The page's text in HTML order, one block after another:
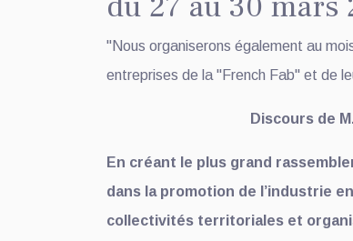
"Nous organiserons également au
entreprises de la "French Fab" et de
Discours de
En créant le plus grand
dans la promotion de l’industrie
collectivités territoriales et